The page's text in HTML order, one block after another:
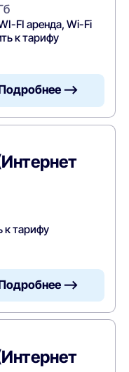
FI аренда, Wi-Fi
к тарифу
—>
к тарифу
—>